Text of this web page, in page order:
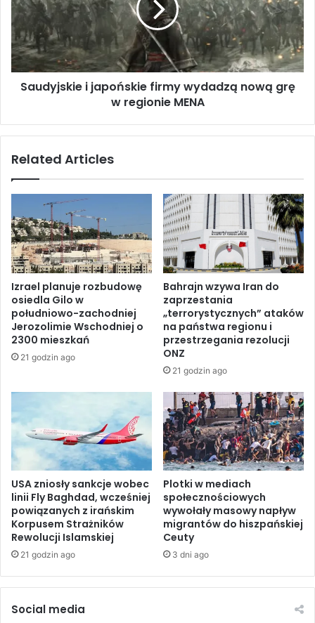
n
i
p
r
z
c
n
e
r
e
l
i
g
i
j
n
P
k
s
a
n
i
e
y
j
s
k
i
o
i
e
f
i
m
y
w
y
d
z
ą
n
o
w
ą
g
r
ę
w
r
e
i
n
Saudyjskie i japońskie firmy wydadzą nową grę
w regionie MENA
Related Articles
Izrael planuje rozbudowę
osiedla Gilo w
południowo-zachodniej
Jerozolimie Wschodniej o
2300 mieszkań
21 godzin ago
Bahrajn wzywa Iran do
zaprzestania
„terrorystycznych” ataków
na państwa regionu i
przestrzegania rezolucji
ONZ
21 godzin ago
USA zniosły sankcje wobec
linii Fly Baghdad, wcześniej
powiązanych z irańskim
Korpusem Strażników
Rewolucji Islamskiej
21 godzin ago
Plotki w mediach
społecznościowych
wywołały masowy napływ
migrantów do hiszpańskiej
Ceuty
3 dni ago
Social media